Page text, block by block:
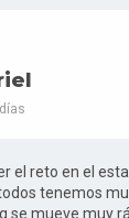
el reto en el
tenemos
se mueve muy